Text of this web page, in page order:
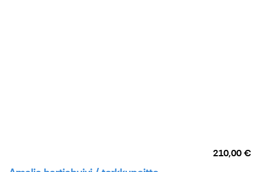
210,00 €